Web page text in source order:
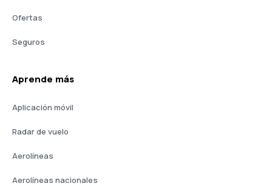
Ofertas
Seguros
Aprende más
Aplicación móvil
Radar de vuelo
Aerolíneas
Aerolíneas nacionales